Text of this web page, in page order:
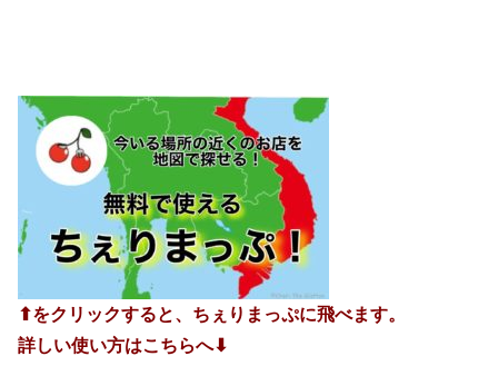
⬆︎をクリックすると、ちぇりまっぷに飛べます。
詳しい使い方はこちらへ⬇︎